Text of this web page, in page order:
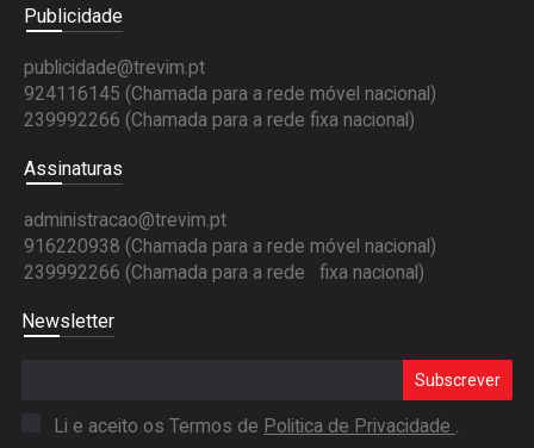
Publicidade
publicidade@trevim.pt
924116145 (Chamada para a rede móvel nacional)
239992266 (Chamada para a rede fixa nacional)
Assinaturas
administracao@trevim.pt
916220938 (Chamada para a rede móvel nacional)
239992266 (Chamada para a rede fixa nacional)
Newsletter
Subscrever
Li e aceito os Termos de Politica de Privacidade .